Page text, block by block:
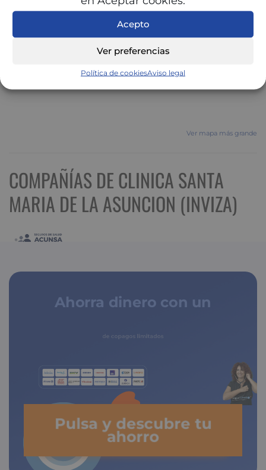
Acepto
Ver preferencias
Política de cookiesAviso legal
Ver mapa más grande
COMPAÑÍAS DE CLINICA SANTA
MARIA DE LA ASUNCION (INVIZA)
Ahorra dinero con un
de copagos limitados
Pulsa y descubre tu
ahorro